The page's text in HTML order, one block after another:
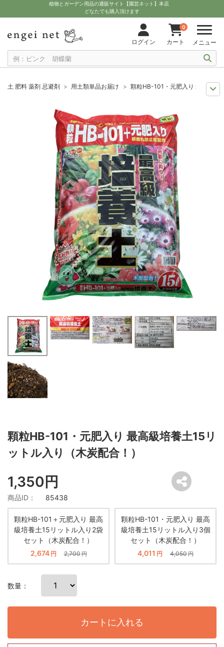
植物とガーデン用品の通販サイト【園芸ネット】本店
どなたでも購入頂けます
ログイン
0
カート メニュー
土 肥料 薬剤 忌避剤 用土類単品お届け
顆粒HB-101・元肥入り 最高級培
グッズ・資材
顆粒HB-101・元肥入り 最高級培養土15
グッズ・資材 顆粒HB-101・元肥入り 最高級培養土15
顆粒HB-101・元肥入り 最高級培養土15リ
ットル入り（木炭配合！）
1,350円
商品ID： 85438
顆粒HB-101＋元肥入り 最高
級培養土15リットル入り2袋
セット（木炭配合！）
2,674 円 2,700円
顆粒HB-101・元肥入り 最高
級培養土15リットル入り3個
セット（木炭配合！）
4,011 円 4,050円
数量：
カートに入れる